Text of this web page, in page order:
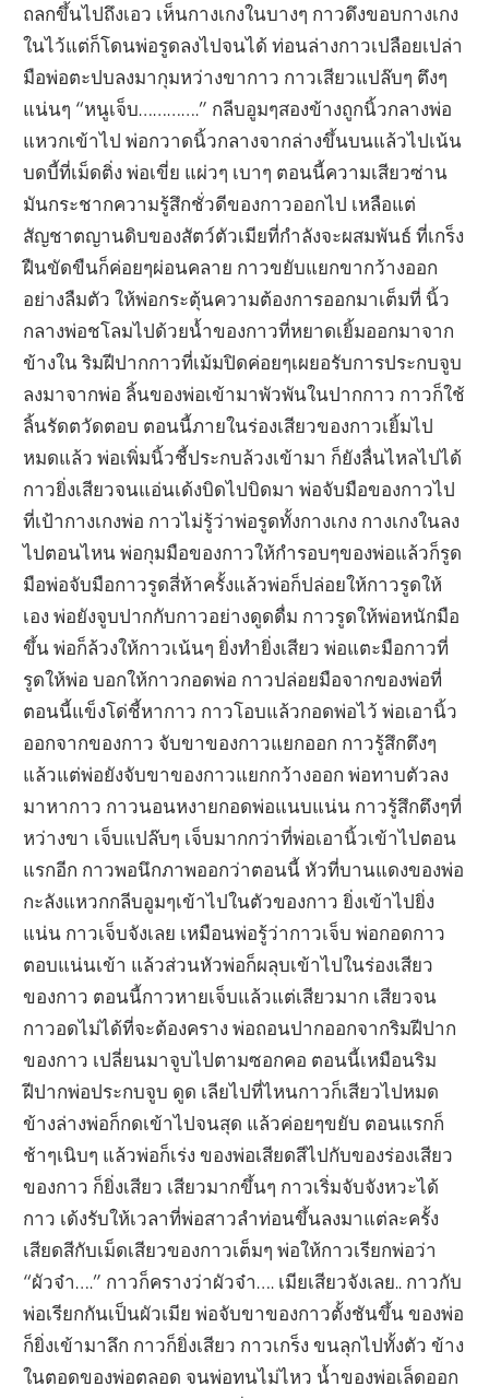
ถลกขึ้นไปถึงเอว เห็นกางเกงในบางๆ กาวดึงขอบกางเกง
ในไว้แต่ก็โดนพ่อรูดลงไปจนได้ ท่อนล่างกาวเปลือยเปล่า
มือพ่อตะปบลงมากุมหว่างขากาว กาวเสียวแปล๊บๆ ตึงๆ
แน่นๆ “หนูเจ็บ………….” กลีบอูมๆสองข้างถูกนิ้วกลางพ่อ
แหวกเข้าไป พ่อกวาดนิ้วกลางจากล่างขึ้นบนแล้วไปเน้น
บดบี้ที่เม็ดติ่ง พ่อเขี่ย แผ่วๆ เบาๆ ตอนนี้ความเสียวซ่าน
มันกระชากความรู้สึกชั่วดีของกาวออกไป เหลือแต่
สัญชาตญานดิบของสัตว์ตัวเมียที่กำลังจะผสมพันธ์ ที่เกร็ง
ฝืนขัดขืนก็ค่อยๆผ่อนคลาย กาวขยับแยกขากว้างออก
อย่างลืมตัว ให้พ่อกระตุ้นความต้องการออกมาเต็มที่ นิ้ว
กลางพ่อชโลมไปด้วยน้ำของกาวที่หยาดเยิ้มออกมาจาก
ข้างใน ริมฝีปากกาวที่เม้มปิดค่อยๆเผยอรับการประกบจูบ
ลงมาจากพ่อ ลิ้นของพ่อเข้ามาพัวพันในปากกาว กาวก็ใช้
ลิ้นรัดตวัดตอบ ตอนนี้ภายในร่องเสียวของกาวเยิ้มไป
หมดแล้ว พ่อเพิ่มนิ้วชี้ประกบล้วงเข้ามา ก็ยังลื่นไหลไปได้
กาวยิ่งเสียวจนแอ่นเด้งบิดไปบิดมา พ่อจับมือของกาวไป
ที่เป้ากางเกงพ่อ กาวไม่รู้ว่าพ่อรูดทั้งกางเกง กางเกงในลง
ไปตอนไหน พ่อกุมมือของกาวให้กำรอบๆของพ่อแล้วก็รูด
มือพ่อจับมือกาวรูดสี่ห้าครั้งแล้วพ่อก็ปล่อยให้กาวรูดให้
เอง พ่อยังจูบปากกับกาวอย่างดูดดื่ม กาวรูดให้พ่อหนักมือ
ขึ้น พ่อก็ล้วงให้กาวเน้นๆ ยิ่งทำยิ่งเสียว พ่อแตะมือกาวที่
รูดให้พ่อ บอกให้กาวกอดพ่อ กาวปล่อยมือจากของพ่อที่
ตอนนี้แข็งโด่ชี้หากาว กาวโอบแล้วกอดพ่อไว้ พ่อเอานิ้ว
ออกจากของกาว จับขาของกาวแยกออก กาวรู้สึกตึงๆ
แล้วแต่พ่อยังจับขาของกาวแยกกว้างออก พ่อทาบตัวลง
มาหากาว กาวนอนหงายกอดพ่อแนบแน่น กาวรู้สึกตึงๆที่
หว่างขา เจ็บแปล๊บๆ เจ็บมากกว่าที่พ่อเอานิ้วเข้าไปตอน
แรกอีก กาวพอนึกภาพออกว่าตอนนี้ หัวที่บานแดงของพ่อ
กะลังแหวกกลีบอูมๆเข้าไปในตัวของกาว ยิ่งเข้าไปยิ่ง
แน่น กาวเจ็บจังเลย เหมือนพ่อรู้ว่ากาวเจ็บ พ่อกอดกาว
ตอบแน่นเข้า แล้วส่วนหัวพ่อก็ผลุบเข้าไปในร่องเสียว
ของกาว ตอนนี้กาวหายเจ็บแล้วแต่เสียวมาก เสียวจน
กาวอดไม่ได้ที่จะต้องคราง พ่อถอนปากออกจากริมฝีปาก
ของกาว เปลี่ยนมาจูบไปตามซอกคอ ตอนนี้เหมือนริม
ฝีปากพ่อประกบจูบ ดูด เลียไปที่ไหนกาวก็เสียวไปหมด
ข้างล่างพ่อก็กดเข้าไปจนสุด แล้วค่อยๆขยับ ตอนแรกก็
ช้าๆเนิบๆ แล้วพ่อก็เร่ง ของพ่อเสียดสีไปกับของร่องเสียว
ของกาว ก็ยิ่งเสียว เสียวมากขึ้นๆ กาวเริ่มจับจังหวะได้
กาว เด้งรับให้เวลาที่พ่อสาวลำท่อนขึ้นลงมาแต่ละครั้ง
เสียดสีกับเม็ดเสียวของกาวเต็มๆ พ่อให้กาวเรียกพ่อว่า
“ผัวจ๋า….” กาวก็ครางว่าผัวจ๋า…. เมียเสียวจังเลย.. กาวกับ
พ่อเรียกกันเป็นผัวเมีย พ่อจับขาของกาวตั้งชันขึ้น ของพ่อ
ก็ยิ่งเข้ามาลึก กาวก็ยิ่งเสียว กาวเกร็ง ขนลุกไปทั้งตัว ข้าง
ในตอดของพ่อตลอด จนพ่อทนไม่ไหว น้ำของพ่อเล็ดออก